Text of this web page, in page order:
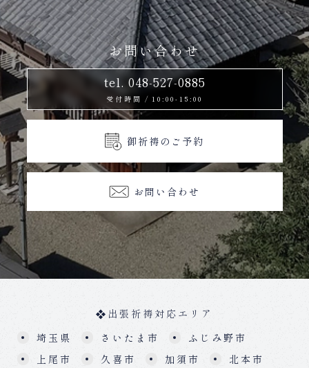
お問い合わせ
tel. 048-527-0885
受付時間 / 10:00-15:00
御祈祷のご予約
お問い合わせ
出張祈祷対応エリア
埼玉県
さいたま市
ふじみ野市
上尾市
久喜市 加須市
北本市